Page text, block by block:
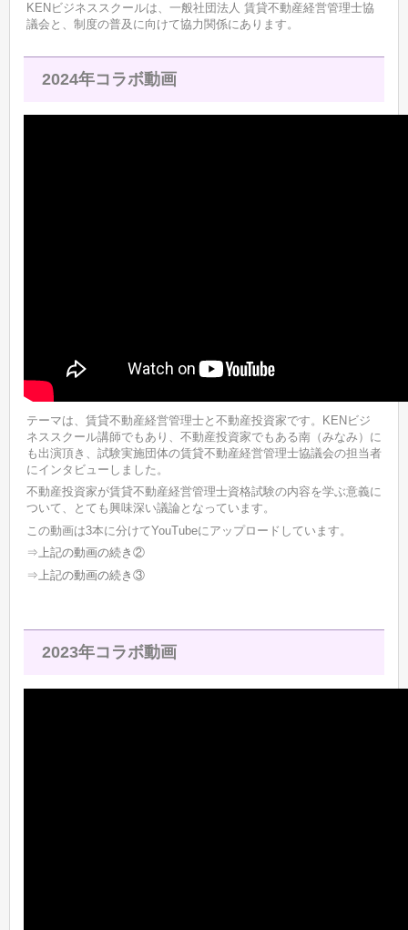
KENビジネススクールは、一般社団法人 賃貸不動産経営管理士協
議会と、制度の普及に向けて協力関係にあります。
2024年コラボ動画
テーマは、賃貸不動産経営管理士と不動産投資家です。KENビジ
ネススクール講師でもあり、不動産投資家でもある南（みなみ）に
も出演頂き、試験実施団体の賃貸不動産経営管理士協議会の担当者
にインタビューしました。
不動産投資家が賃貸不動産経営管理士資格試験の内容を学ぶ意義に
ついて、とても興味深い議論となっています。
この動画は3本に分けてYouTubeにアップロードしています。
⇒上記の動画の続き②
⇒ 上記の動画の続き③
2023年コラボ動画